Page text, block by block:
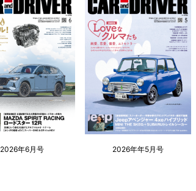
2026年6月号 2026年年5月号